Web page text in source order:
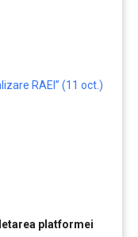
RAEI” (11 oct.)
platformei